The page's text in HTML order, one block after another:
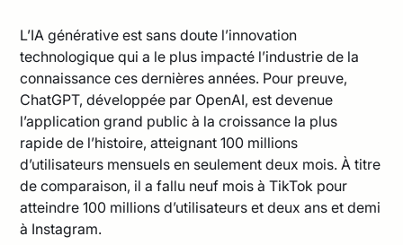
L’IA générative est sans doute l’innovation
technologique qui a le plus impacté l’industrie de la
connaissance ces dernières années. Pour preuve,
ChatGPT, développée par OpenAI, est devenue
l’application grand public à la croissance la plus
rapide de l’histoire, atteignant 100 millions
d’utilisateurs mensuels en seulement deux mois. À titre
de comparaison, il a fallu neuf mois à TikTok pour
atteindre 100 millions d’utilisateurs et deux ans et demi
à Instagram.